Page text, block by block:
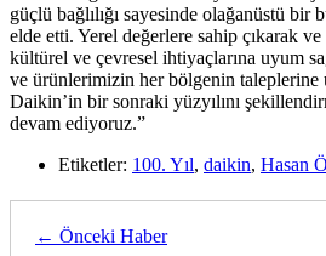
güçlü bağlılığı sayesinde olağanüstü bir
elde etti. Yerel değerlere sahip çıkarak
kültürel ve çevresel ihtiyaçlarına uyum
ve ürünlerimizin her bölgenin taleplerine
Daikin’in bir sonraki yüzyılını
devam ediyoruz.”
Etiketler: 100. Yıl, daikin, Hasan
← Önceki Haber